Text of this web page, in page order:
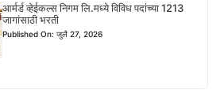
आर्मर्ड व्हेईकल्स निगम लि.मध्ये विविध पदांच्या 1213
जागांसाठी भरती
Published On: जुलै 27, 2026